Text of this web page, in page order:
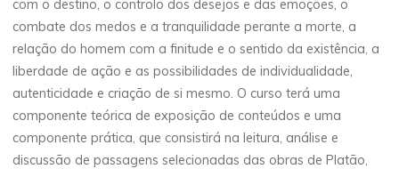
com o destino, o controlo dos desejos e das emoções, o
combate dos medos e a tranquilidade perante a morte, a
relação do homem com a finitude e o sentido da existência, a
liberdade de ação e as possibilidades de individualidade,
autenticidade e criação de si mesmo. O curso terá uma
componente teórica de exposição de conteúdos e uma
componente prática, que consistirá na leitura, análise e
discussão de passagens selecionadas das obras de Platão,